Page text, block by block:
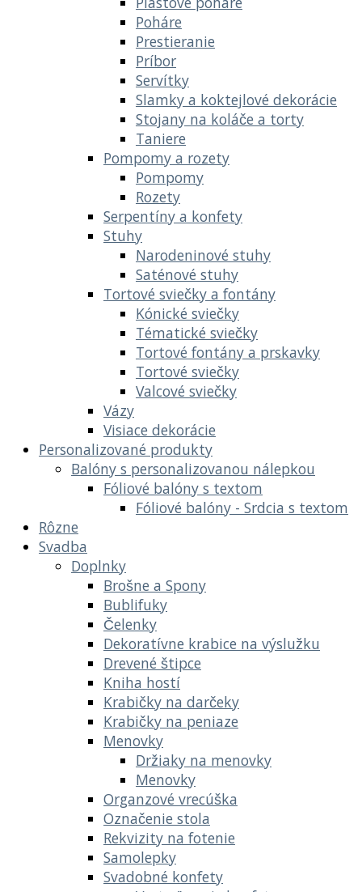
Poháre
Prestieranie
Príbor
Servítky
Slamky a koktejlové dekorácie
Stojany na koláče a torty
Taniere
Pompomy a rozety
Pompomy
Rozety
Serpentíny a konfety
Stuhy
Narodeninové stuhy
Saténové stuhy
Tortové sviečky a fontány
Kónické sviečky
Tématické sviečky
Tortové fontány a prskavky
Tortové sviečky
Valcové sviečky
Vázy
Visiace dekorácie
Personalizované produkty
Balóny s personalizovanou nálepkou
Fóliové balóny s textom
Fóliové balóny - Srdcia s textom
Rôzne
Svadba
Doplnky
Brošne a Spony
Bublifuky
Čelenky
Dekoratívne krabice na výslužku
Drevené štipce
Kniha hostí
Krabičky na darčeky
Krabičky na peniaze
Menovky
Držiaky na menovky
Menovky
Organzové vrecúška
Označenie stola
Rekvizity na fotenie
Samolepky
Svadobné konfety